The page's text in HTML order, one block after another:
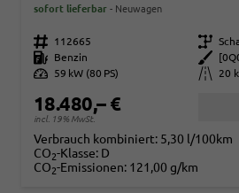
sofort lieferbar Neuwagen
Fahrzeugnr. 112665 Getriebe
Kraftstoff
Benzin Außenfarbe
Leistung
59 kW (80 PS) Kilometerstand 20
18.480,– €
incl. 19% MwSt.
Verbrauch kombiniert: 5,30 l/100km
CO2-Klasse: D
CO2-Emissionen: 121,00 g/km